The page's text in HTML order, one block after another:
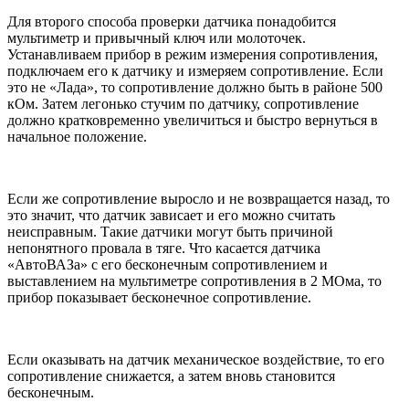
Для второго способа проверки датчика понадобится
мультиметр и привычный ключ или молоточек.
Устанавливаем прибор в режим измерения сопротивления,
подключаем его к датчику и измеряем сопротивление. Если
это не «Лада», то сопротивление должно быть в районе 500
кОм. Затем легонько стучим по датчику, сопротивление
должно кратковременно увеличиться и быстро вернуться в
начальное положение.
Если же сопротивление выросло и не возвращается назад, то
это значит, что датчик зависает и его можно считать
неисправным. Такие датчики могут быть причиной
непонятного провала в тяге. Что касается датчика
«АвтоВАЗа» с его бесконечным сопротивлением и
выставлением на мультиметре сопротивления в 2 МОма, то
прибор показывает бесконечное сопротивление.
Если оказывать на датчик механическое воздействие, то его
сопротивление снижается, а затем вновь становится
бесконечным.